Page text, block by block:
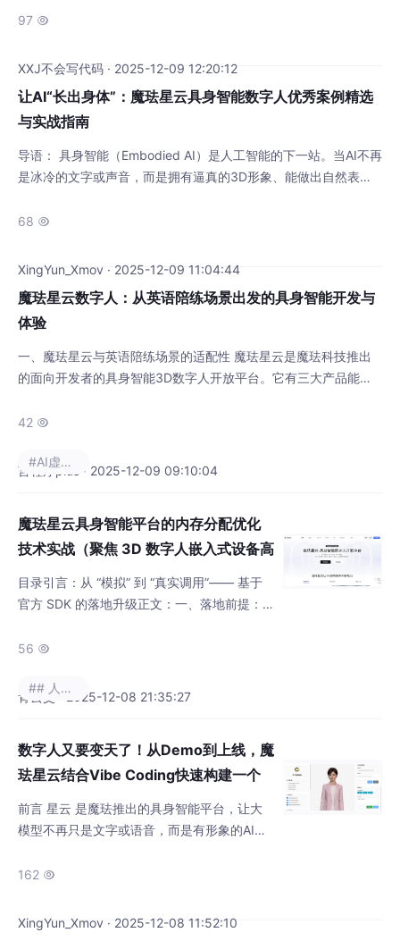
构说明核心代码实现二. 深度测评 - 魔珐星云
六大核心特点打破“不可能三角”：质量、成
明：非广告，仅个人体验； 数字人又要变天
了！ 还记得那些对话生硬、动作僵硬的“古董
级”数字人吗？或者
97 
XXJ不会写代码 · 2025-12-09 12:20:12
让AI“长出身体”：魔珐星云具身智能数字人优秀案例精选
与实战指南
导语： 具身智能（Embodied AI）是人工智能的下一站。当AI不再
是冰冷的文字或声音，而是拥有逼真的3D形象、能做出自然表情
这场变革的“基础设施”。本文将深入解析魔珐星云的核心技术优
身智能数字人从入门到精通的实战指南。 社区精选：五大具身智
68 
XingYun_Xmov · 2025-12-09 11:04:44
魔珐星云数字人：从英语陪练场景出发的具身智能开发与
体验
一、魔珐星云与英语陪练场景的适配性 魔珐星云是魔珐科技推出
的面向开发者的具身智能3D数字人开放平台。它有三大产品能
入，实时生成 3D 数字人的语音、表情、眼神、手势和身体动作，
不只是“会思考”，还能“有身体”——每块屏幕、每个APP里都能有
42 
言程序plus · 2025-12-09 09:10:04
#AI虚拟数字人
魔珐星云具身智能平台的内存分配优化
技术实战（聚焦 3D 数字人嵌入式设备高
并发落地场景）
目录引言：从 “模拟” 到 “真实调用”—— 基于
官方 SDK 的落地升级正文：一、落地前提：
坑）1.1 浏览器环境要求（Web 端导诊屏适
屏适用）二、真实调用核心：官方 SDK 代码
2：获取官方认证
56 
青云交 · 2025-12-08 21:35:27
## 人工智能
数字人又要变天了！从Demo到上线，魔
珐星云结合Vibe Coding快速构建一个
全球天气预报数字人
前言 星云 是魔珐推出的具身智能平台，让大
模型不再只是文字或语音，而是有形象的AI，
配，对开发者来说，魔珐星云就像是具身智能
过魔珐星云平台快速构建一个完整的全球天气
162 
XingYun_Xmov · 2025-12-08 11:52:10